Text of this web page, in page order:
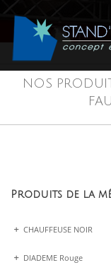
NOS
Produits de la
CHAUFFEUSE NOIR
DIADEME Rouge